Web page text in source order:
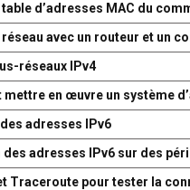
d’adresses MAC du
avec un routeur et un
réseaux IPv4
en œuvre un système
adresses IPv6
adresses IPv6 sur des
Traceroute pour tester la